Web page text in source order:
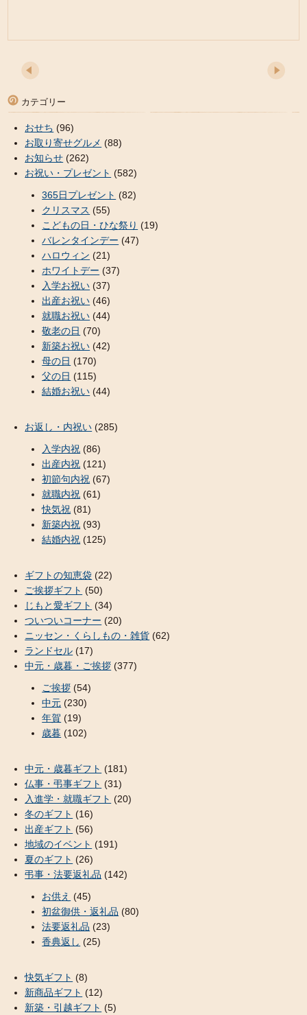
カテゴリー
おせち (96)
お取り寄せグルメ (88)
お知らせ (262)
お祝い・プレゼント (582)
365日プレゼント (82)
クリスマス (55)
こどもの日・ひな祭り (19)
バレンタインデー (47)
ハロウィン (21)
ホワイトデー (37)
入学お祝い (37)
出産お祝い (46)
就職お祝い (44)
敬老の日 (70)
新築お祝い (42)
母の日 (170)
父の日 (115)
結婚お祝い (44)
お返し・内祝い (285)
入学内祝 (86)
出産内祝 (121)
初節句内祝 (67)
就職内祝 (61)
快気祝 (81)
新築内祝 (93)
結婚内祝 (125)
ギフトの知恵袋 (22)
ご挨拶ギフト (50)
じもと愛ギフト (34)
ついついコーナー (20)
ニッセン・くらしもの・雑貨 (62)
ランドセル (17)
中元・歳暮・ご挨拶 (377)
ご挨拶 (54)
中元 (230)
年賀 (19)
歳暮 (102)
中元・歳暮ギフト (181)
仏事・弔事ギフト (31)
入進学・就職ギフト (20)
冬のギフト (16)
出産ギフト (56)
地域のイベント (191)
夏のギフト (26)
弔事・法要返礼品 (142)
お供え (45)
初盆御供・返礼品 (80)
法要返礼品 (23)
香典返し (25)
快気ギフト (8)
新商品ギフト (12)
新築・引越ギフト (5)